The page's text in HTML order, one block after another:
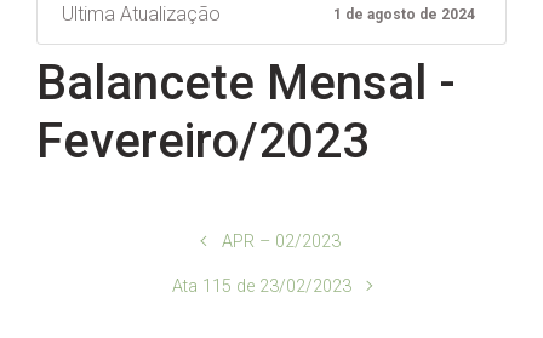
Ultima Atualização 1 de agosto de 2024
Balancete Mensal -
Fevereiro/2023
APR – 02/2023
Ata 115 de 23/02/2023